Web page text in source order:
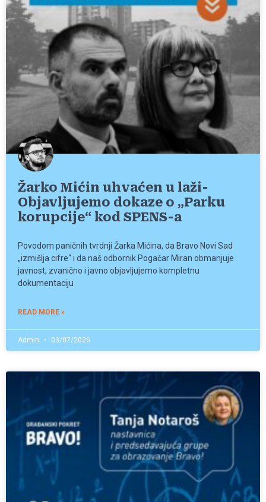
Žarko Mićin uhvaćen u laži-
Objavljujemo dokaze o „Parku
korupcije“ kod SPENS-a
Povodom paničnih tvrdnji Žarka Mićina, da Bravo Novi Sad
„izmišlja cifre“ i da naš odbornik Pogačar Miran obmanjuje
javnost, zvanično i javno objavljujemo kompletnu
dokumentaciju
READ MORE »
Admin 03/07/2026